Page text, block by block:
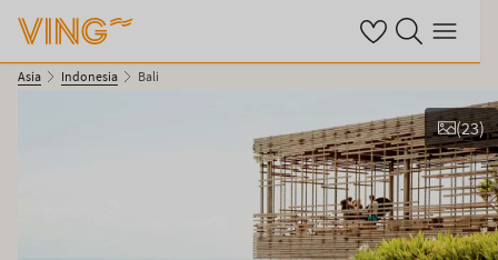
Se dine sparte
Søk på ving.no
Meny
Asia Indonesia Bali
(23)